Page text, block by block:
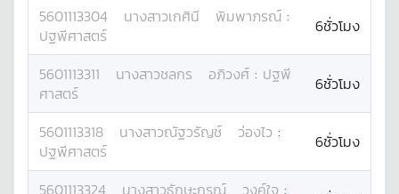
5601113304 นางสาวเกศินี พิมพาภรณ์ :
ปฐพีศาสตร์
6ชั่วโมง
5601113311 นางสาวชลกร อภิวงศ์ : ปฐพี
ศาสตร์
6ชั่วโมง
5601113318 นางสาวณัฐวรัญช์ ว่องไว :
ปฐพีศาสตร์
6ชั่วโมง
5601113324 นางสาวธักษะกรณ์ วงค์ใจ :